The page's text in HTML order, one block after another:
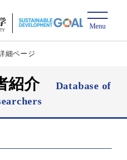
細ページ
紹介
Database of